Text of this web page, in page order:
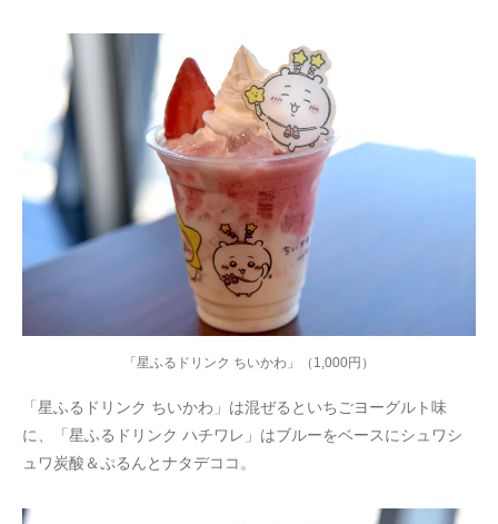
「星ふるドリンク ちいかわ」（1,000円）
「星ふるドリンク ちいかわ」は混ぜるといちごヨーグルト味
に、「星ふるドリンク ハチワレ」はブルーをベースにシュワシ
ュワ炭酸＆ぷるんとナタデココ。